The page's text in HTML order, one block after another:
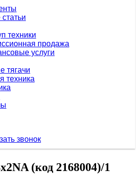
техники
продажа
услуги
тягачи
техника
звонок
(код 2168004)/1